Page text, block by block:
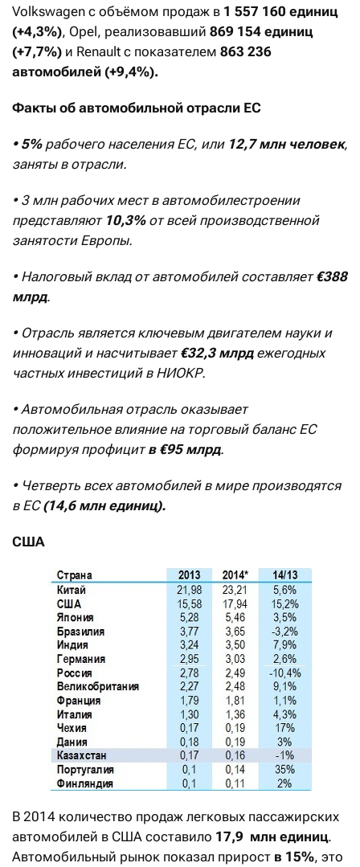
Volkswagen с объёмом продаж в 1 557 160 единиц
(+4,3%), Opel, реализовавший 869 154 единиц
(+7,7%) и Renault с показателем 863 236
автомобилей (+9,4%).
Факты об автомобильной отрасли ЕС
• 5%рабочего населения ЕС, или 12,7 млн человек,
заняты в отрасли.
• 3 млн рабочих мест в автомобилестроении
представляют 10,3%от всей производственной
занятости Европы.
• Налоговый вклад от автомобилей составляет€388
млрд.
• Отрасль является ключевым двигателем науки и
инноваций и насчитывает€32,3 млрдежегодных
частных инвестиций в НИОКР.
• Автомобильная отрасль оказывает
положительное влияние на торговый баланс ЕС
формируя профицитв €95 млрд.
• Четверть всех автомобилей в мире производятся
в ЕС(14,6 млн единиц).
США
В 2014 количество продаж легковых пассажирских
автомобилей в США составило 17,9 млн единиц.
Автомобильный рынок показал прирост в 15%, это